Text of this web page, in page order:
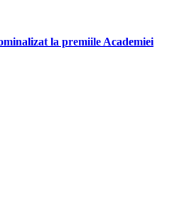
la premiile Academiei